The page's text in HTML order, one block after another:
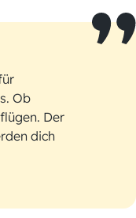
Ob
Der
dich